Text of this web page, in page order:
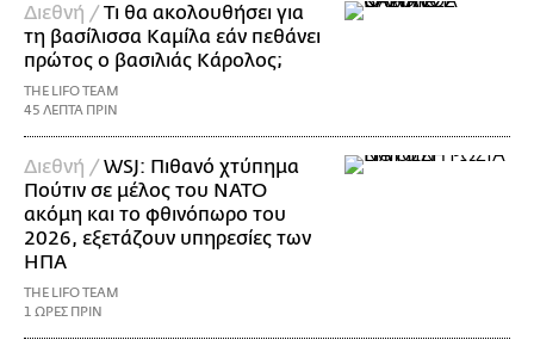
Διεθνή /Τι θα ακολουθήσει για
τη βασίλισσα Καμίλα εάν πεθάνει
πρώτος ο βασιλιάς Κάρολος;
THE LIFO TEAM
45 ΛΕΠΤΑ ΠΡΙΝ
Διεθνή /WSJ: Πιθανό χτύπημα
Πούτιν σε μέλος του ΝΑΤΟ
ακόμη και το φθινόπωρο του
2026, εξετάζουν υπηρεσίες των
ΗΠΑ
THE LIFO TEAM
1 ΩΡΕΣ ΠΡΙΝ